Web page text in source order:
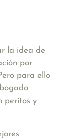
la idea de
por
para ello
peritos y